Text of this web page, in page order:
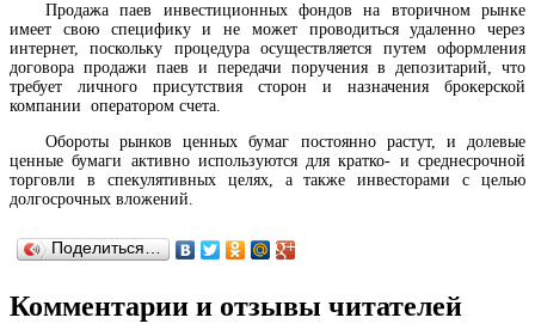
Продажа паев инвестиционных фондов на вторичном рынке
имеет свою специфику и не может проводиться удаленно через
интернет, поскольку процедура осуществляется путем оформления
договора продажи паев и передачи поручения в депозитарий, что
требует личного присутствия сторон и назначения брокерской
компании оператором счета.
Обороты рынков ценных бумаг постоянно растут, и долевые
ценные бумаги активно используются для кратко- и среднесрочной
торговли в спекулятивных целях, а также инвесторами с целью
долгосрочных вложений.
Поделиться…
Комментарии и отзывы читателей